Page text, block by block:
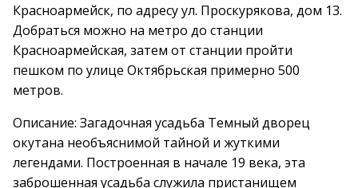
Красноармейск, по адресу ул. Проскурякова, дом 13.
Добраться можно на метро до станции
Красноармейская, затем от станции пройти
пешком по улице Октябрьская примерно 500
метров.
Описание: Загадочная усадьба Темный дворец
окутана необъяснимой тайной и жуткими
легендами. Построенная в начале 19 века, эта
заброшенная усадьба служила пристанищем